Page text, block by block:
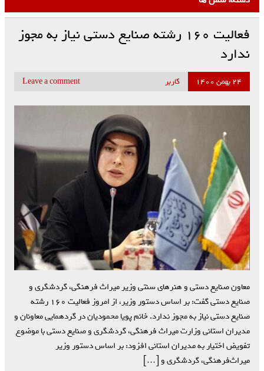
فعالیت ۱۶۰ رشته صنایع دستی نیاز به مجوز
ندارد
۲۴ بهمن ۱۴۰۰ کاربر Leave a comment
معاون صنایع دستی و هنرهای سنتی وزیر میراث فرهنگی، گردشگری و
صنایع دستی گفت: بر اساس دستور وزیر، از امروز فعالیت ۱۶۰ رشته
صنایع دستی نیاز به مجوز ندارد. خانم پویا محمودیان در گردهمایی معاونان و
مدیران استانی وزارت میراث فرهنگی، گردشگری و صنایع دستی با موضوع
تفویض اختیار به مدیران استانی افزود: بر اساس دستور وزیر
میراث‌فرهنگی، گردشگری و […]